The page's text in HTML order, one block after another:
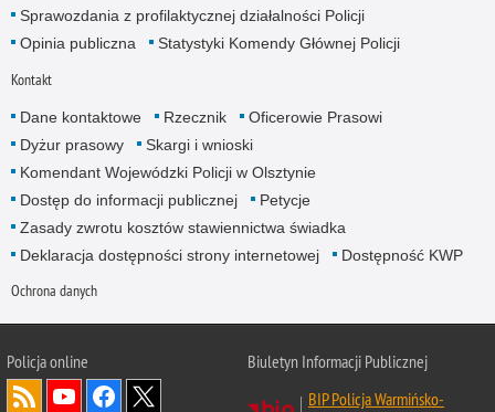
Sprawozdania z profilaktycznej działalności Policji
Opinia publiczna
Statystyki Komendy Głównej Policji
Kontakt
Dane kontaktowe Rzecznik
Oficerowie Prasowi
Dyżur prasowy
Skargi i wnioski
Komendant Wojewódzki Policji w Olsztynie
Dostęp do informacji publicznej
Petycje
Zasady zwrotu kosztów stawiennictwa świadka
Deklaracja dostępności strony internetowej
Dostępność KWP
Ochrona danych
Policja online
Biuletyn Informacji Publicznej
BIP Policja Warmińsko-